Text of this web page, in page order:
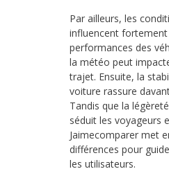
Par ailleurs, les
influencent fortement
performances des
la météo peut
trajet. Ensuite, la
voiture rassure
Tandis que la
séduit les voyageurs
Jaimecomparer met
différences pour
les utilisateurs.